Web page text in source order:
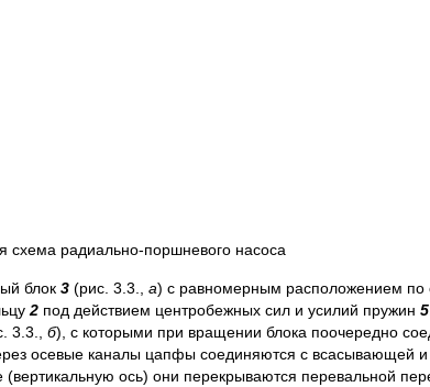
схема радиально-поршневого насоса
блок 3 (рис. 3.3., а) с равномерным расположением по
2 под действием центробежных сил и усилий пружин 5
3.3., б), с которыми при вращении блока поочередно
осевые каналы цапфы соединяются с всасывающей
ось) они перекрываются перевальной